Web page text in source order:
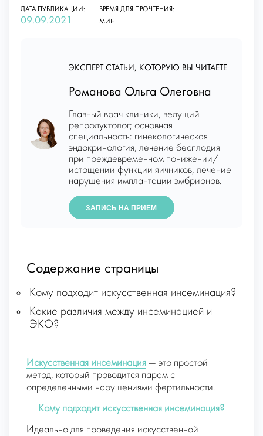
ДАТА ПУБЛИКАЦИИ:
09.09.2021
ВРЕМЯ ДЛЯ ПРОЧТЕНИЯ:
МИН.
ЭКСПЕРТ СТАТЬИ, КОТОРУЮ ВЫ ЧИТАЕТЕ
Романова Ольга Олеговна
Главный врач клиники, ведущий
репродуктолог; основная
специальность: гинекологическая
эндокринология, лечение бесплодия
при преждевременном понижении/
истощении функции яичников, лечение
нарушения имплантации эмбрионов.
ЗАПИСЬ НА ПРИЕМ
Содержание страницы
Кому подходит искусственная инсеминация?
Какие различия между инсеминацией и
ЭКО?
Искусственная инсеминация — это простой
метод, который проводится парам с
определенными нарушениями фертильности.
Кому подходит искусственная инсеминация?
Идеально для проведения искусственной